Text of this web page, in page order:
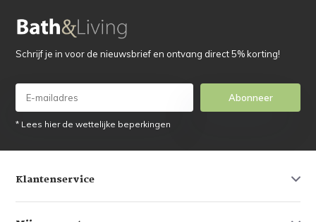
Schrijf je in voor de nieuwsbrief en ontvang direct 5% korting!
Abonneer
* Lees hier de wettelijke beperkingen
Klantenservice